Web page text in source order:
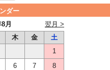
ダー
月
翌月 >
木 金
土
1
6 7
8